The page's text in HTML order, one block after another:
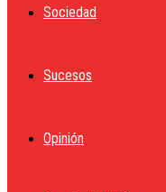
Sociedad
Sucesos
Opinión